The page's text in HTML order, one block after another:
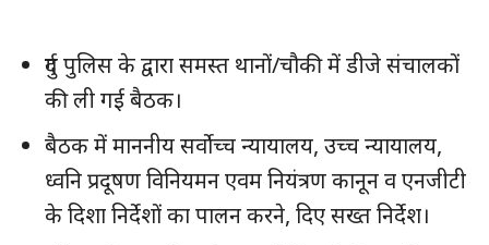
दुर्ग पुलिस के द्वारा समस्त थानों/चौकी में डीजे संचालकों
की ली गई बैठक।
बैठक में माननीय सर्वोच्च न्यायालय, उच्च न्यायालय,
ध्वनि प्रदूषण विनियमन एवम नियंत्रण कानून व एनजीटी
के दिशा निर्देशों का पालन करने, दिए सख्त निर्देश।